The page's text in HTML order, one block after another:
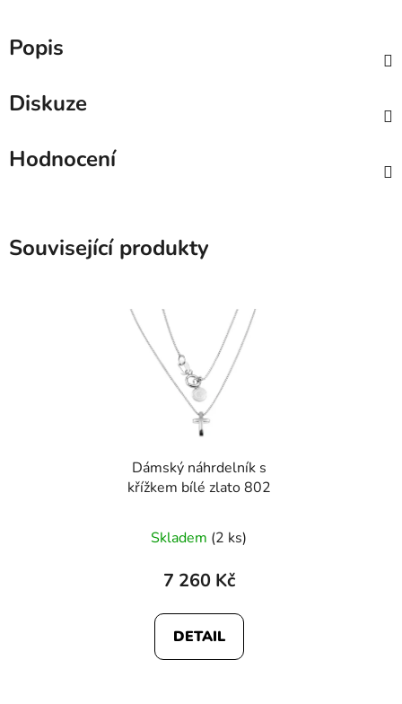
Popis
Diskuze
Hodnocení
Související produkty
Dámský náhrdelník s
křížkem bílé zlato 802
Skladem (2 ks)
7 260 Kč
DETAIL